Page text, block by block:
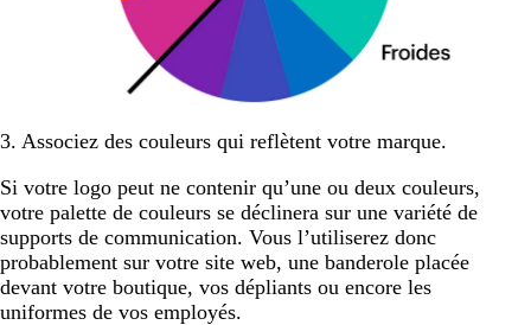
3. Associez des couleurs qui reflètent votre marque.
Si votre logo peut ne contenir qu’une ou deux couleurs,
votre palette de couleurs se déclinera sur une variété de
supports de communication. Vous l’utiliserez donc
probablement sur votre site web, une banderole placée
devant votre boutique, vos dépliants ou encore les
uniformes de vos employés.